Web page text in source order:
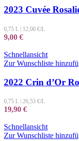
2023 Cuvée
0,75 L 12,00 €/L
9,00 €
Schnellansicht
Zur Wunschliste
2022 Crin d’Or
0,75 L 26,53 €/L
19,90 €
Schnellansicht
Zur Wunschliste